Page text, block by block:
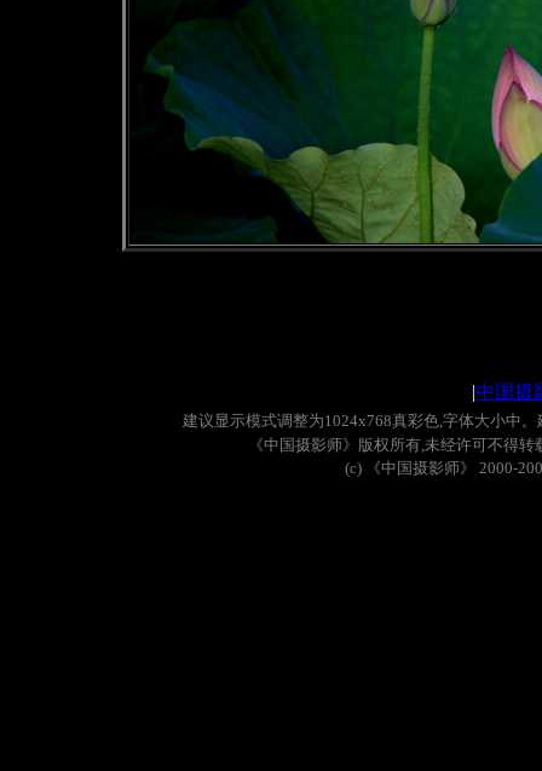
|中国摄
建议显示模式调整为1024x768真彩色,字体大小中。
《中国摄影师》版权所有,未经许可不得转
(c)
《中国摄影师》 2000-200